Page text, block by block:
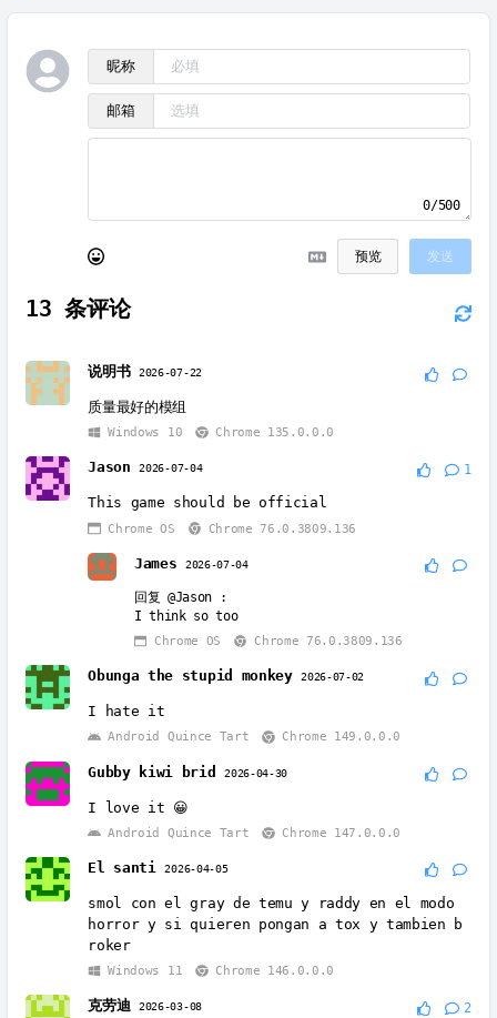
昵称
邮箱
0/500
预览 发送
13 条评论
说明书 2026-07-22
质量最好的模组
Windows 10 Chrome 135.0.0.0
Jason 2026-07-04 1
This game should be official
Chrome OS Chrome 76.0.3809.136
James 2026-07-04
回复@Jason :
I think so too
Chrome OS
Chrome 76.0.3809.136
Obunga the stupid monkey 2026-07-02
I hate it
Android Quince Tart Chrome 149.0.0.0
Gubby kiwi brid 2026-04-30
I love it 😀
Android Quince Tart Chrome 147.0.0.0
El santi 2026-04-05
smol con el gray de temu y raddy en el modo
horror y si quieren pongan a tox y tambien b
roker
Windows 11 Chrome 146.0.0.0
克劳迪 2026-03-08 2